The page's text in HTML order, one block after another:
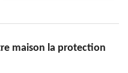
maison la protection